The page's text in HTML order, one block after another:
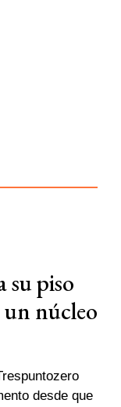
su piso
núcleo
desde que